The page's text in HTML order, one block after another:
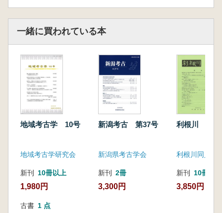
一緒に買われている本
地域考古学 10号
地域考古学研究会
新刊 10冊以上
1,980円
古書 1 点
新潟考古 第37号
新潟県考古学会
新刊 2冊
3,300円
利根川 第
利根川同人
新刊 10冊
3,850円